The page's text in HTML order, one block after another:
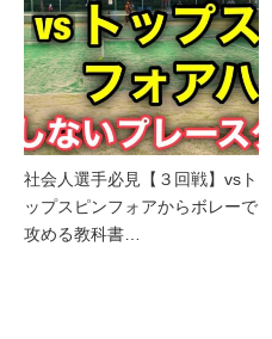
社会人選手必見【３回戦】vsト
ップスピンフォアからボレーで
攻める教科書…